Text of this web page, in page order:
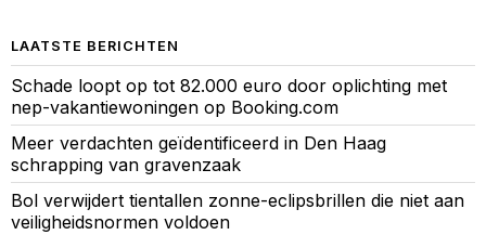
LAATSTE BERICHTEN
Schade loopt op tot 82.000 euro door oplichting met
nep-vakantiewoningen op Booking.com
Meer verdachten geïdentificeerd in Den Haag
schrapping van gravenzaak
Bol verwijdert tientallen zonne-eclipsbrillen die niet aan
veiligheidsnormen voldoen